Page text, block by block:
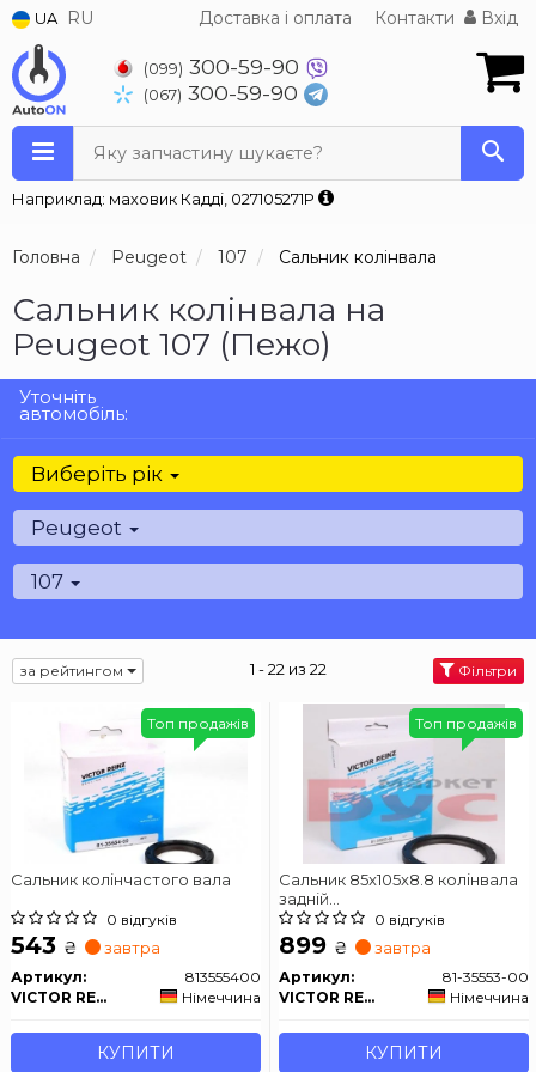
UA RU Доставка і оплата Контакти Вхід
(099) 300-59-90
(067) 300-59-90
Яку запчастину шукаєте?
Наприклад: маховик Кадді, 027105271P
Головна Peugeot 107 Сальник колінвала
Сальник колінвала на
Peugeot 107 (Пежо)
Уточніть
автомобіль:
Виберіть рік
Peugeot
107
за рейтингом 1 - 22 из 22 Фільтри
Сальник колінчастого вала
0 відгуків
543 ₴ завтра
Артикул:
813555400
VICTOR REINZ
Німеччина
КУПИТИ
Топ продажів
Сальник 85x105x8.8 колінвала
задній
Berlingo/Partner/Scudo/Expert
1.6HDi 05- VICTOR REINZ 81-
35553-00
0 відгуків
899 ₴ завтра
Артикул:
81-35553-00
VICTOR REINZ
Німеччина
КУПИТИ
Топ продажів